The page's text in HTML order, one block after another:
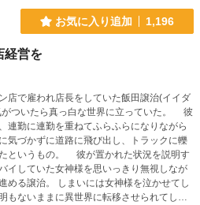
お気に入り追加 1,196
経営を
店で雇われ店長をしていた飯田譲治(イイダ
ついたら真っ白な世界に立っていた。 彼
連勤に連勤を重ねてふらふらになりながら
気づかずに道路に飛び出し、トラックに轢
が置かれた状況を説明す
イしていた女神様を思いっきり無視しなが
める譲治。 しまいには女神様を泣かせてし
もないままに異世界に転移させられてしま